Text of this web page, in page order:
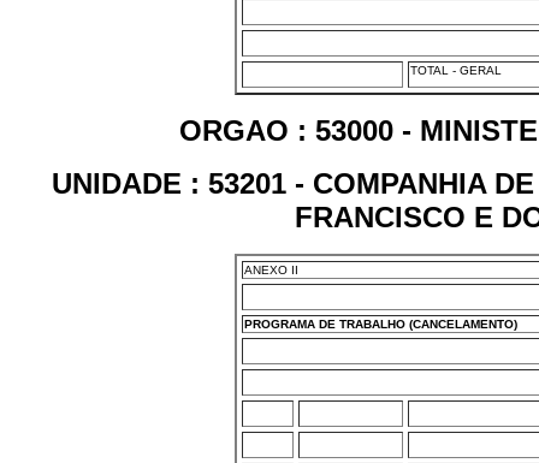
TOTAL - GERAL
ORGAO : 53000 -
UNIDADE : 53201 - COMPANHIA
FRANCISCO E
ANEXO II
PROGRAMA DE TRABALHO (CANCELAMENTO)